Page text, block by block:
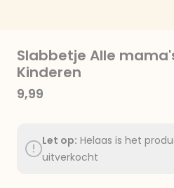
Slabbetje Alle
Kinderen
9,99
Let op: Helaas is het
uitverkocht